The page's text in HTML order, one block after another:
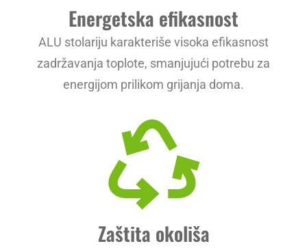
Energetska efikasnost
ALU stolariju karakteriše visoka efikasnost
zadržavanja toplote, smanjujući potrebu za
energijom prilikom grijanja doma.
Zaštita okoliša